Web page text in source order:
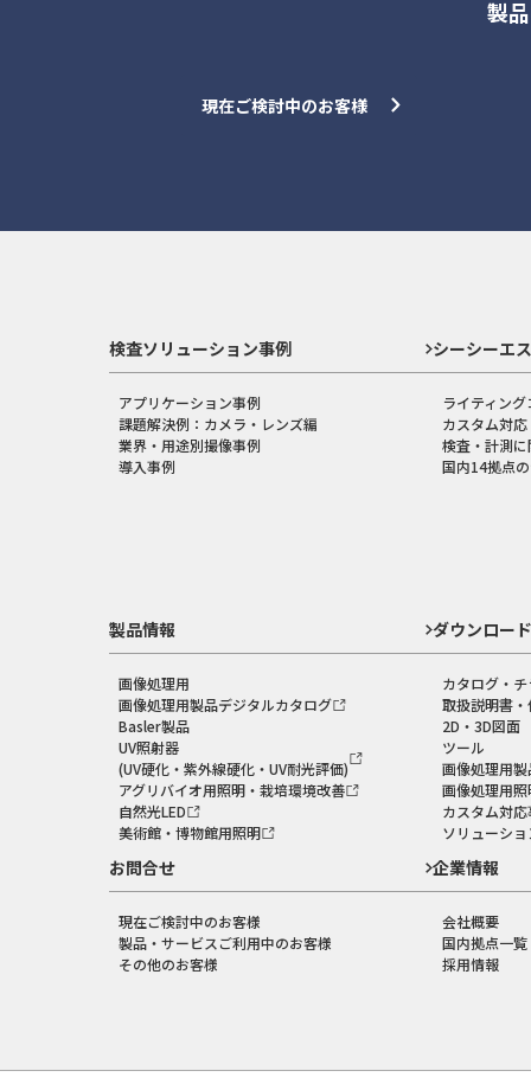
製
現在ご検討中のお客様
検査ソリューション事例
アプリケーション事例
課題解決例：カメラ・レンズ編
業界・用途別撮像事例
導入事例
シーシーエ
ライティン
カスタム対応
検査・計測
国内14拠点
製品情報
画像処理用
画像処理用製品デジタルカタログ
Basler製品
UV照射器
(UV硬化・紫外線硬化・UV耐光評価)
アグリバイオ用照明・栽培環境改善
自然光LED
美術館・博物館用照明
ダウンロード
カタログ・チ
取扱説明書
2D・3D図面
ツール
画像処理用
画像処理用
カスタム対応
ソリューシ
お問合せ
現在ご検討中のお客様
製品・サービスご利用中のお客様
その他のお客様
企業情報
会社概要
国内拠点一覧
採用情報